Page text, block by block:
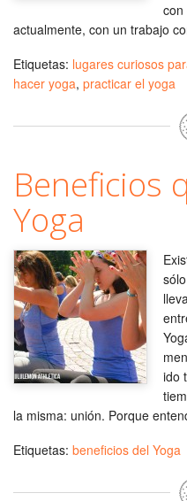
con
actualmente, con un trabajo
Etiquetas: lugares curiosos
hacer yoga, practicar el yoga
Beneficios
Yoga
ido
la misma: unión. Porque
Etiquetas: beneficios del Yoga